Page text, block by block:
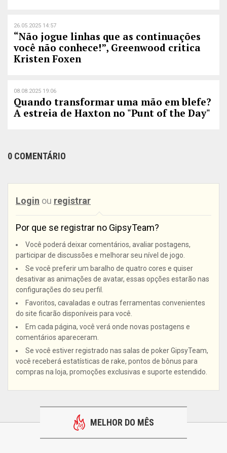
26.05.2025 14:57
“Não jogue linhas que as continuações
você não conhece!”, Greenwood critica
Kristen Foxen
08.08.2025 19:06
Quando transformar uma mão em blefe?
A estreia de Haxton no "Punt of the Day"
0 COMENTÁRIO
Login ou registrar
Por que se registrar no GipsyTeam?
Você poderá deixar comentários, avaliar postagens,
participar de discussões e melhorar seu nível de jogo.
Se você preferir um baralho de quatro cores e quiser
desativar as animações de avatar, essas opções estarão nas
configurações do seu perfil.
Favoritos, cavaladas e outras ferramentas convenientes
do site ficarão disponíveis para você.
Em cada página, você verá onde novas postagens e
comentários apareceram.
Se você estiver registrado nas salas de poker GipsyTeam,
você receberá estatísticas de rake, pontos de bônus para
compras na loja, promoções exclusivas e suporte estendido.
MELHOR DO MÊS